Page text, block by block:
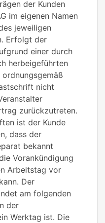
der Kunden
im eigenen Namen
jeweiligen
Erfolgt der
einer durch
herbeigeführten
nicht
zurückzutreten.
ist der Kunde
dass der
bekannt
Vorankündigung
Arbeitstag vor
Der
am folgenden
der
Werktag ist. Die